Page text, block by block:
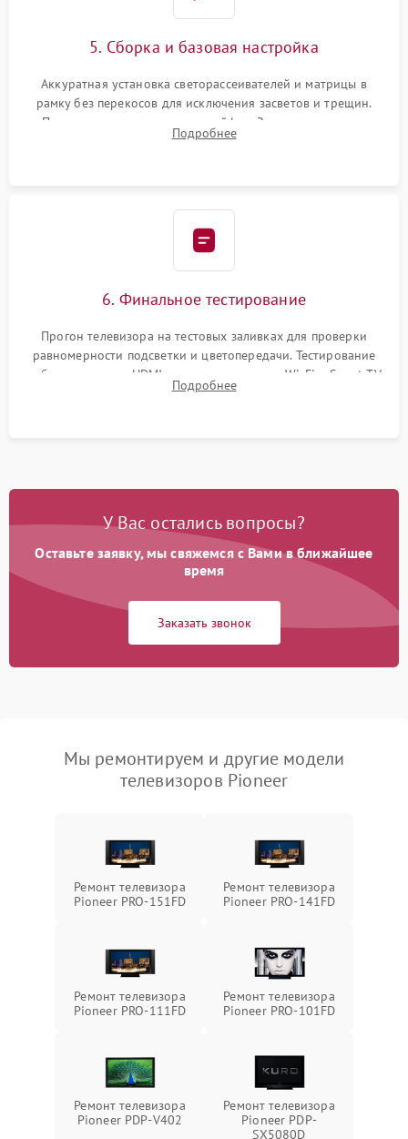
5. Сборка и базовая настройка
Аккуратная установка светорассеивателей и матрицы в
рамку без перекосов для исключения засветов и трещин.
Подключение внутренних шлейфов. Закрытие корпуса.
Сброс настроек и обновление программного обеспечения.
Подробнее
6. Финальное тестирование
Прогон телевизора на тестовых заливках для проверки
равномерности подсветки и цветопередачи. Тестирование
работы разъемов HDMI, динамиков, модуля Wi-Fi и Smart TV
в рабочем режиме в течение нескольких часов.
Подробнее
У Вас остались вопросы?
Оставьте заявку, мы свяжемся с Вами в ближайшее
время
Заказать звонок
Мы ремонтируем и другие модели
телевизоров Pioneer
Ремонт телевизора
Pioneer PRO-151FD
Ремонт телевизора
Pioneer PRO-141FD
Ремонт телевизора
Pioneer PRO-111FD
Ремонт телевизора
Pioneer PRO-101FD
Ремонт телевизора
Pioneer PDP-V402
Ремонт телевизора
Pioneer PDP-
SX5080D